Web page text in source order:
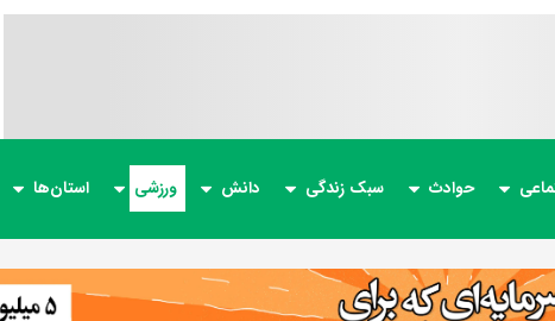
حوادث سبک زندگی دانش ورزشی استان‌ها